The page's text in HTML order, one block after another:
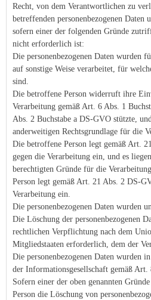
Recht, von dem Verantwortlichen zu
betreffenden personenbezogenen Daten
sofern einer der folgenden Gründe
nicht erforderlich ist:
Die personenbezogenen Daten wurden
auf sonstige Weise verarbeitet, für
sind.
Die betroffene Person widerruft ihre
Verarbeitung gemäß Art. 6 Abs. 1
Abs. 2 Buchstabe a DS-GVO stützte,
anderweitigen Rechtsgrundlage für die
Die betroffene Person legt gemäß Art.
gegen die Verarbeitung ein, und es
berechtigten Gründe für die
Person legt gemäß Art. 21 Abs. 2 DS-
Verarbeitung ein.
Die personenbezogenen Daten wurden
Die Löschung der personenbezogenen
rechtlichen Verpflichtung nach dem
Mitgliedstaaten erforderlich, dem der
Die personenbezogenen Daten wurden
der Informationsgesellschaft gemäß
Sofern einer der oben genannten
Person die Löschung von